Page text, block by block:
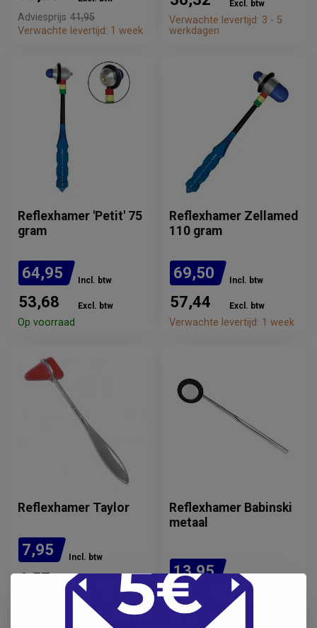
Adviesprijs 41,95
Verwachte levertijd: 1 week
Excl. btw
Verwachte levertijd: 3 - 5
werkdagen
Reflexhamer 'Petit' 75
gram
64,95 Incl. btw
53,68 Excl. btw
Op voorraad
Reflexhamer Zellamed
110 gram
69,50 Incl. btw
57,44 Excl. btw
Verwachte levertijd: 1 week
Reflexhamer Taylor
7,95 Incl. btw
6,57 Excl. btw
Indicatie levertijd: 1-5
weken. Neem contact op
voor de actuele levertijd.
Reflexhamer Babinski
metaal
13,95 Incl. btw
11,53 Excl. btw
Op voorraad